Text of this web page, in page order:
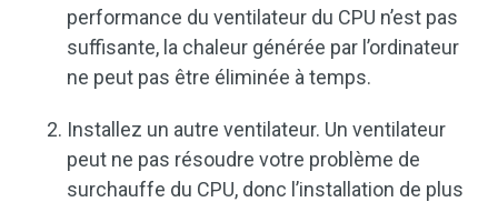
performance du ventilateur du CPU n’est pas
suffisante, la chaleur générée par l’ordinateur
ne peut pas être éliminée à temps.
Installez un autre ventilateur. Un ventilateur
peut ne pas résoudre votre problème de
surchauffe du CPU, donc l’installation de plus